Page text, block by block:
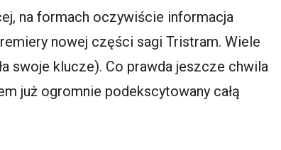
na formach oczywiście informacja
nowej części sagi Tristram. Wiele
swoje klucze). Co prawda jeszcze chwila
już ogromnie podekscytowany całą